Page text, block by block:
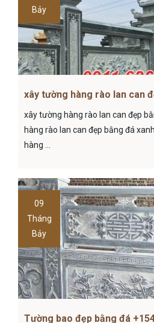
Bảy
xây tường hàng rào lan can
xây tường hàng rào lan can đẹp
hàng rào lan can đẹp bằng đá
hàng ...
09
Tháng
Bảy
Tường bao đẹp bằng đá